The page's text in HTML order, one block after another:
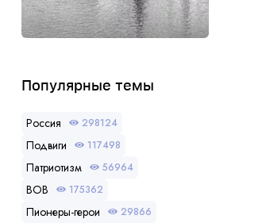
Популярные темы
Россия 298124
Подвиги 117498
Патриотизм 56964
ВОВ 175362
Пионеры-герои 29866